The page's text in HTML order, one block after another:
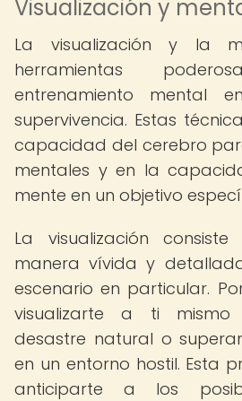
Visualización y
La visualización y la
herramientas
entrenamiento mental
supervivencia. Estas
capacidad del cerebro
mentales y en la
mente en un objetivo
La visualización
manera vívida y
escenario en particular.
visualizarte a ti mismo
desastre natural o
en un entorno hostil. Esta
anticiparte a los